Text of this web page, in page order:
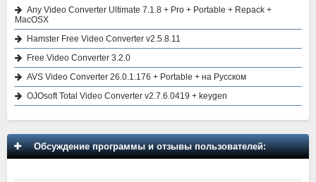
Any Video Converter Ultimate 7.1.8 + Pro + Portable + Repack +
MacOSX
Hamster Free Video Converter v2.5.8.11
Free Video Converter 3.2.0
AVS Video Converter 26.0.1.176 + Portable + на Русском
OJOsoft Total Video Converter v2.7.6.0419 + keygen
Обсуждение программы и отзывы пользователей: